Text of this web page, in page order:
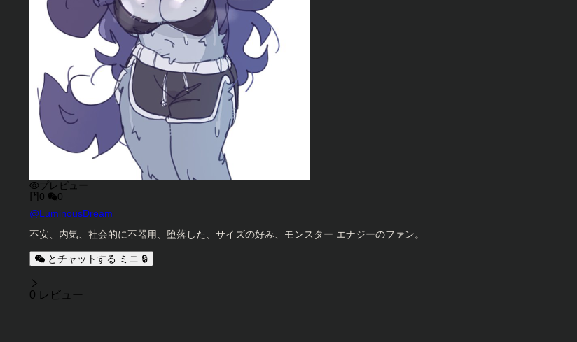
プレビュー
0
0
キャラクタークリエイター
@LuminousDream
キャラクター説明
不安、内気、社会的に不器用、堕落した、サイズの好み、モンスター エナジーのファン。
とチャットする ミニ 🔒
レビュー
0 レビュー